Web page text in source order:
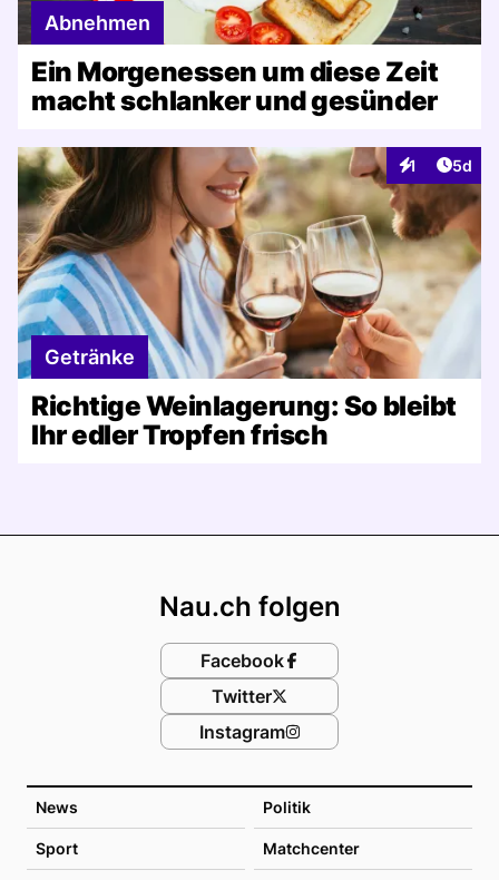
Abnehmen
Ein Morgenessen um diese Zeit
macht schlanker und gesünder
1
Interaktionen
5d
Getränke
Richtige Weinlagerung: So bleibt
Ihr edler Tropfen frisch
News Politik
Sport Matchcenter
Nau.ch folgen
Facebook
Twitter
Instagram